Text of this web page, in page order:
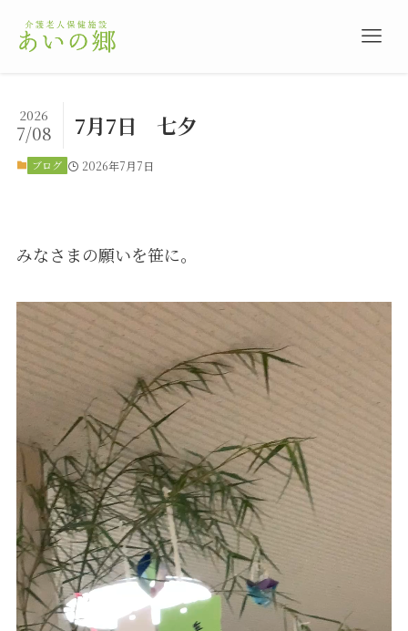
7月7日 七夕
2026
7/08
ブログ 2026年7月7日
みなさまの願いを笹に。